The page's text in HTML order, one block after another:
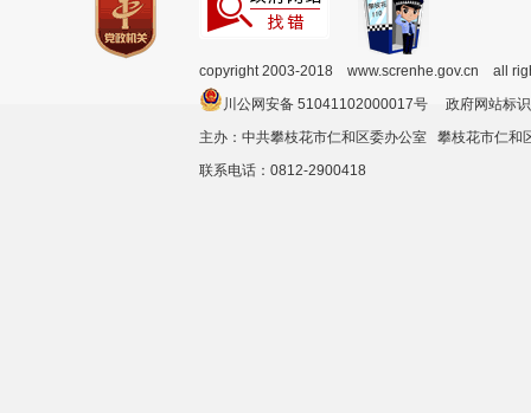
copyright 2003-2018 www.screnhe.gov.cn all
川公网安备 51041102000017号 政府网站
主办：中共攀枝花市仁和区委办公室 攀枝花市仁
联系电话：0812-2900418